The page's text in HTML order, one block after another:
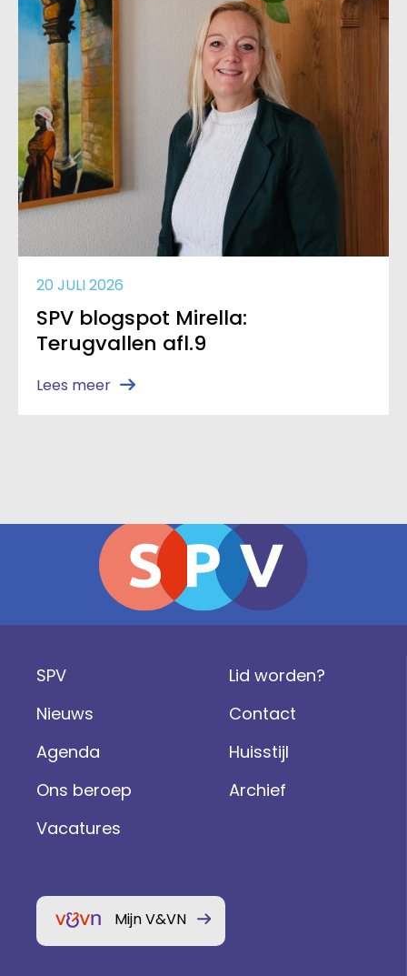
20 JULI 2026
SPV blogspot Mirella:
Terugvallen afl.9
Lees meer
SPV
Nieuws
Agenda
Ons beroep
Vacatures
Lid worden?
Contact
Huisstijl
Archief
Mijn V&VN